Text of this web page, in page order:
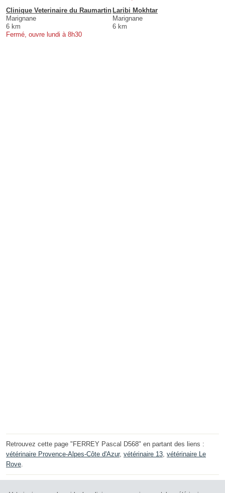
Clinique Veterinaire du Raumartin
Marignane
6 km
Fermé, ouvre lundi à 8h30
Laribi Mokhtar
Marignane
6 km
Retrouvez cette page "FERREY Pascal D568" en partant des liens :
vétérinaire Provence-Alpes-Côte d'Azur, vétérinaire 13, vétérinaire Le
Rove.